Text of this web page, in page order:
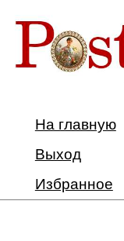
На главную
Выход
Избранное